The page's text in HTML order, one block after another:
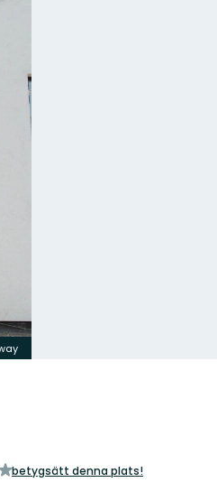
betygsätt denna plats!